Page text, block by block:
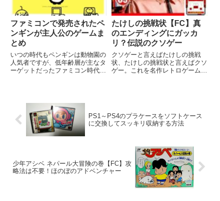
ファミコンで発売されたペ
ンギンが主人公のゲームま
とめ
いつの時代もペンギンは動物園の
人気者ですが、低年齢層が主なタ
ーゲットだったファミコン時代で
た4作品を発売された年代順にま
とめてみました。けっきょく南
極...
たけしの挑戦状【FC】真
のエンディングにガッカ
リ？伝説のクソゲー
クソゲーと言えばたけしの挑戦
状、たけしの挑戦状と言えばクソ
ゲー。これを名作レトロゲームと
う...
PS1～PS4のプラケースをソフトケース
に交換してスッキリ収納する方法
少年アシベ ネパール大冒険の巻【FC】攻
略法は不要！ほのぼのアドベンチャー